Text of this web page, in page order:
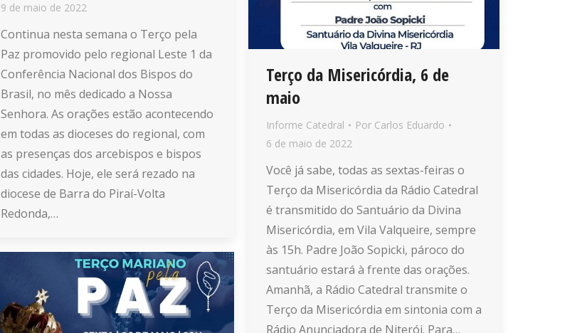
9 de maio de 2022
Continua nesta semana o Terço pela
Paz promovido pelo regional Leste 1 da
Conferência Nacional dos Bispos do
Brasil, no mês dedicado a Nossa
Senhora. As orações estão acontecendo
em todas as dioceses do regional, com
as presenças dos arcebispos e bispos
das cidades. Hoje, ele será rezado na
diocese de Barra do Piraí-Volta
Redonda,…
Terço da Misericórdia, 6 de
maio
Informe Catedral Por Carlos Eduardo
6 de maio de 2022
Você já sabe, todas as sextas-feiras o
Terço da Misericórdia da Rádio Catedral
é transmitido do Santuário da Divina
Misericórdia, em Vila Valqueire, sempre
às 15h. Padre João Sopicki, pároco do
santuário estará à frente das orações.
Amanhã, a Rádio Catedral transmite o
Terço da Misericórdia em sintonia com a
Rádio Anunciadora de Niterói. Para…